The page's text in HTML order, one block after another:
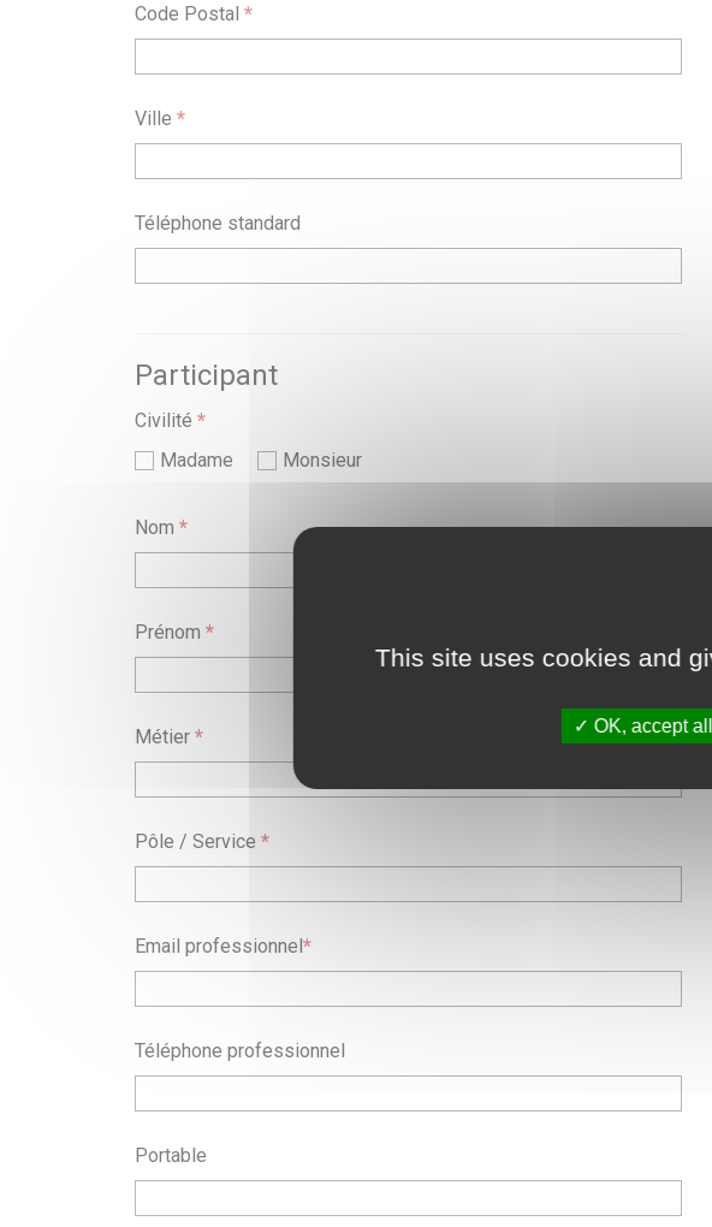
Code Postal *
Ville *
Téléphone standard
Participant
Civilité *
Madame
Monsieur
Nom *
Prénom *
Métier *
Pôle / Service *
Email professionnel*
Téléphone professionnel
Portable
This site uses cookies and
OK, accept all